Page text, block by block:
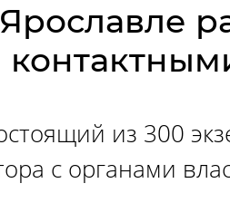
из 300
с органами